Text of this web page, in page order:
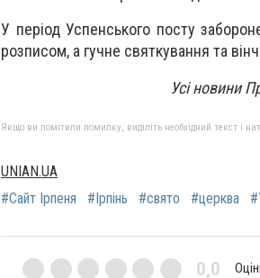
У період Успенського посту
розписом, а гучне святкування та
Усі новини
Якщо ви помітили помилку, виділіть необхідний текст і
UNIAN.UA
#Сайт Ірпеня
#Ірпінь #свято #церква
0,0